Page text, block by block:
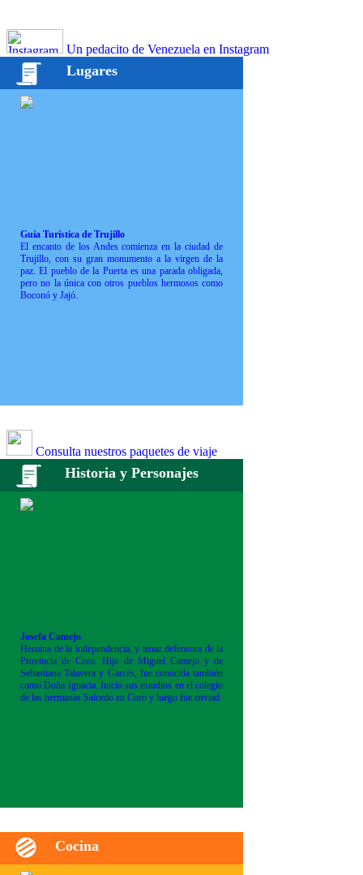
Un pedacito de Venezuela en Instagram
Lugares
Guía Turística de Trujillo
El encanto de los Andes comienza en la ciudad de
Trujillo, con su gran monumento a la virgen de la
paz. El pueblo de la Puerta es una parada obligada,
pero no la única con otros pueblos hermosos como
Boconó y Jajó.
Consulta nuestros paquetes de viaje
Historia y Personajes
Josefa Camejo
Heroína de la independencia, y tenaz defensora de la
Provincia de Coro. Hija de Miguel Camejo y de
Sebastiana Talavera y Garcés, fue conocida también
como Doña Ignacia. Inició sus estudios en el colegio
de las hermanas Salcedo en Coro y luego fue enviad
Cocina